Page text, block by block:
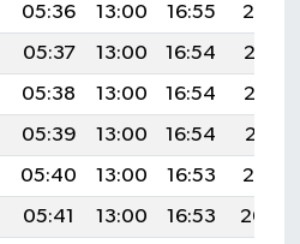
05:36 13:00 16:55
20:14
05:37 13:00 16:54
20:13
05:38 13:00 16:54
20:12
05:39 13:00 16:54
20:11
05:40 13:00 16:53
20:10
05:41 13:00 16:53
20:09